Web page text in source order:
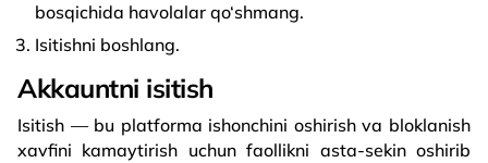
bosqichida havolalar qo‘shmang.
Isitishni boshlang.
Akkauntni isitish
Isitish — bu platforma ishonchini oshirish va bloklanish
xavfini kamaytirish uchun faollikni asta-sekin oshirib